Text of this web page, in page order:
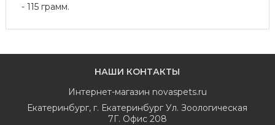
- 115 грамм.
НАШИ КОНТАКТЫ
Интернет-магазин novaspets.ru
Екатеринбург, г. Екатеринбург Ул. Зоологическая
7Г. Офис 208